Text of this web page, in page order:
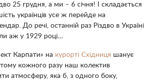
25 грудня, а ми – 6 січня! І складається
українців усе ж перейде на
До речі, останній раз Різдво в Україні
аж у 1929 році…
Карпати» на курорті Східниця шанує
тому кожного разу наш колектив
атмосферу, яка б, з одного боку,